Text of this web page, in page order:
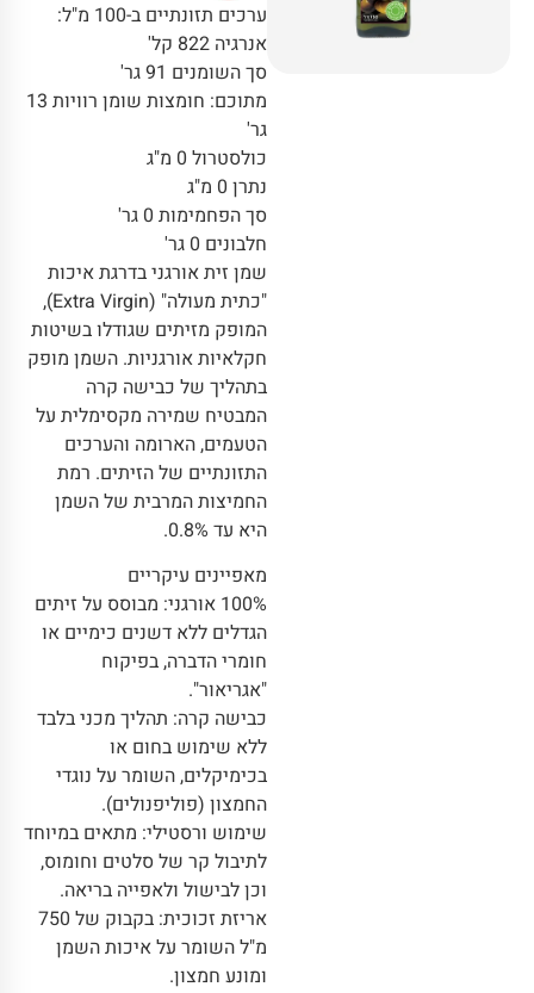
ערכים תזונתיים ב-100 מ"ל:
אנרגיה 822 קל'
סך השומנים 91 גר'
מתוכם: חומצות שומן רוויות 13
גר'
כולסטרול 0 מ"ג
נתרן 0 מ"ג
סך הפחמימות 0 גר'
חלבונים 0 גר'
שמן זית אורגני בדרגת איכות
"כתית מעולה" (Extra Virgin),
המופק מזיתים שגודלו בשיטות
חקלאיות אורגניות. השמן מופק
בתהליך של כבישה קרה
המבטיח שמירה מקסימלית על
הטעמים, הארומה והערכים
התזונתיים של הזיתים. רמת
החמיצות המרבית של השמן
היא עד 0.8%.
מאפיינים עיקריים
100% אורגני: מבוסס על זיתים
הגדלים ללא דשנים כימיים או
חומרי הדברה, בפיקוח
"אגריאור".
כבישה קרה: תהליך מכני בלבד
ללא שימוש בחום או
בכימיקלים, השומר על נוגדי
החמצון (פוליפנולים).
שימוש ורסטילי: מתאים במיוחד
לתיבול קר של סלטים וחומוס,
וכן לבישול ולאפייה בריאה.
אריזת זכוכית: בקבוק של 750
מ"ל השומר על איכות השמן
ומונע חמצון.